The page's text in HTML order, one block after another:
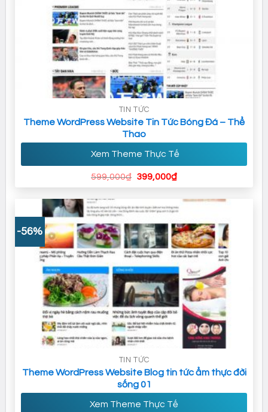
TIN TỨC
Theme WordPress Website Tin Tức Bóng Đá – Thể
Thao
Xem Theme Thực Tế
599,000₫ Giá
399,000₫Giá
là:
399,000₫.
-56%
TIN TỨC
Theme WordPress Website Blog tin tức ẩm thực đời
sống 01
Xem Theme Thực Tế